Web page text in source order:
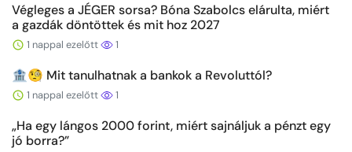
Végleges a JÉGER sorsa? Bóna Szabolcs elárulta, miért
a gazdák döntöttek és mit hoz 2027
1 nappal ezelőtt 1
🏦🧐 Mit tanulhatnak a bankok a Revoluttól?
1 nappal ezelőtt 1
„Ha egy lángos 2000 forint, miért sajnáljuk a pénzt egy
jó borra?”